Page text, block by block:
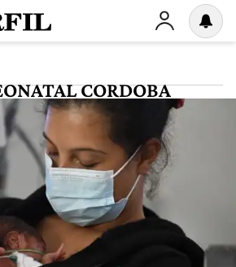
CORDOBA